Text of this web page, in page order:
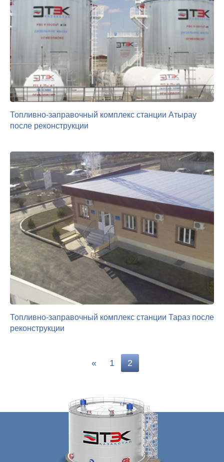
Топливно-заправочный комплекс станции Атырау
после реконструкции
Топливно-заправочный комплекс станции Тараз после
реконструкции
« 1 2